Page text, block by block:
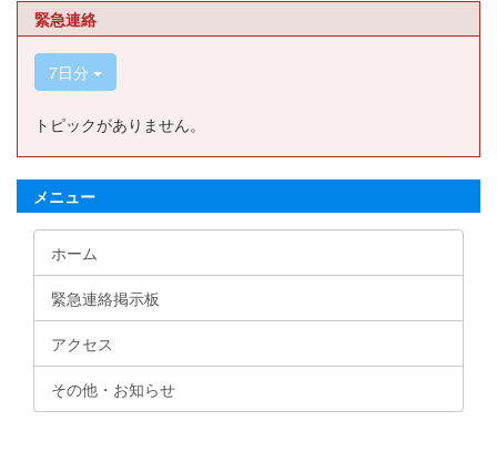
緊急連絡
7日分
トピックがありません。
メニュー
ホーム
緊急連絡掲示板
アクセス
その他・お知らせ